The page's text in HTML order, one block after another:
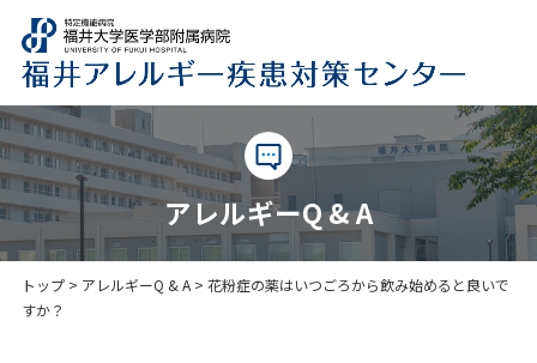
アレルギーQ & A
トップ> アレルギーQ & A> 花粉症の薬はいつごろから飲み始めると良いで
すか？